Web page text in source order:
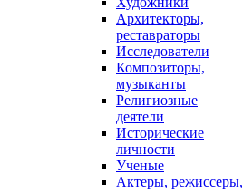
Архитекторы,
реставраторы
Исследователи
Композиторы,
музыканты
Религиозные
деятели
Исторические
личности
Ученые
Актеры, режиссеры,